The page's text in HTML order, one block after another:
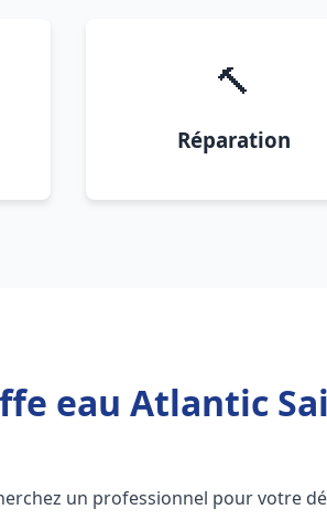
🔨
Réparation
eau Atlantic
un professionnel pour votre